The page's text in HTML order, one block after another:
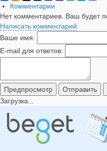
Комментарии
Нет комментариев. Ваш будет
Написать комментарий
Ваше имя:
E-mail для ответов:
Загрузка...